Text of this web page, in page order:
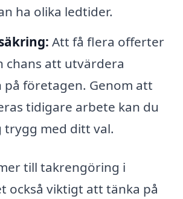
ha olika ledtider.
Att få flera offerter
chans att utvärdera
på företagen. Genom att
tidigare arbete kan du
trygg med ditt val.
till takrengöring i
också viktigt att tänka på